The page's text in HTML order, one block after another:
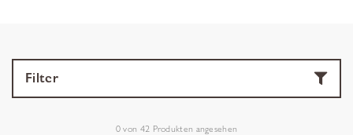
Filter
0 von 42 Produkten angesehen